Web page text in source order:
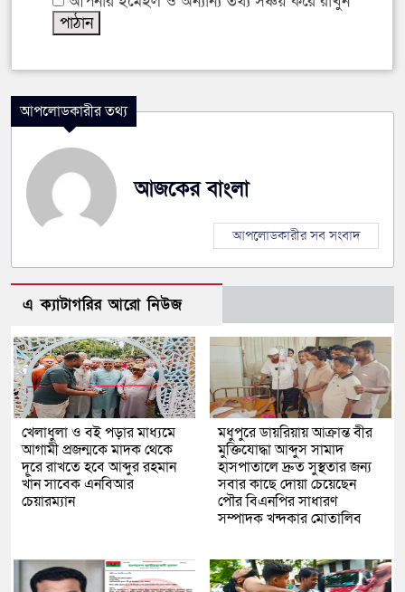
আপলোডকারীর তথ্য
আজকের বাংলা
আপলোডকারীর সব সংবাদ
এ ক্যাটাগরির আরো নিউজ
খেলাধুলা ও বই পড়ার মাধ্যমে
আগামী প্রজন্মকে মাদক থেকে
দূরে রাখতে হবে আব্দুর রহমান
খাঁন সাবেক এনবিআর
চেয়ারম্যান
মধুপুরে ডায়রিয়ায় আক্রান্ত বীর
মুক্তিযোদ্ধা আব্দুস সামাদ
হাসপাতালে দ্রুত সুস্থতার জন্য
সবার কাছে দোয়া চেয়েছেন
পৌর বিএনপির সাধারণ
সম্পাদক খন্দকার মোতালিব